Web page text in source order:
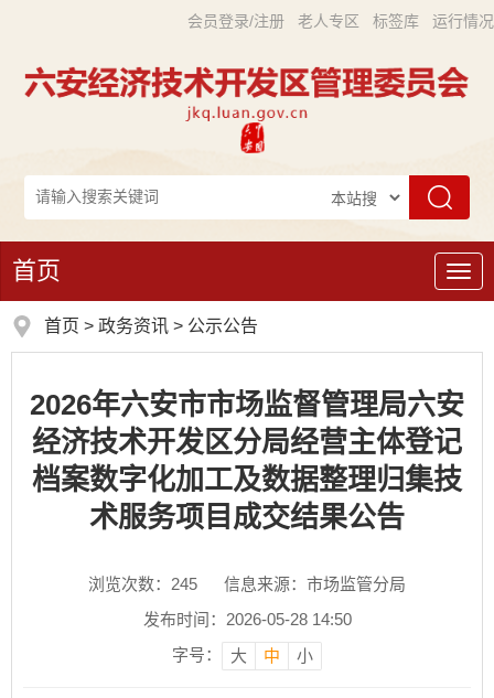
会员登录/注册 老人专区 标签库 运行情况
导
航
首页
首页 > 政务资讯 > 公示公告
2026年六安市市场监督管理局六安
经济技术开发区分局经营主体登记
档案数字化加工及数据整理归集技
术服务项目成交结果公告
浏览次数： 245
信息来源：市场监管分局
发布时间：2026-05-28 14:50
字号：
大 中 小